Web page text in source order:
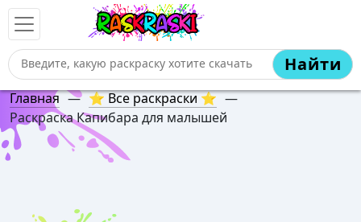
Найти
Главная — ⭐ Все раскраски ⭐ —
Раскраска Капибара для малышей